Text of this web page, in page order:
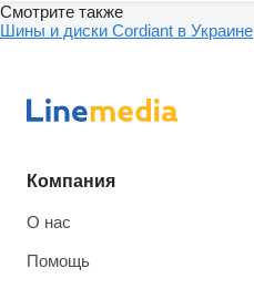
Смотрите также
Шины и диски Cordiant в Украине
Компания
О нас
Помощь